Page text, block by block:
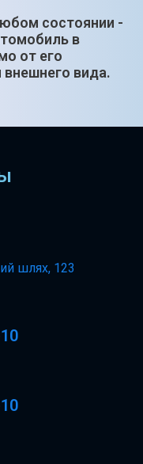
состоянии -
в
от его
внешнего вида.
шлях, 123